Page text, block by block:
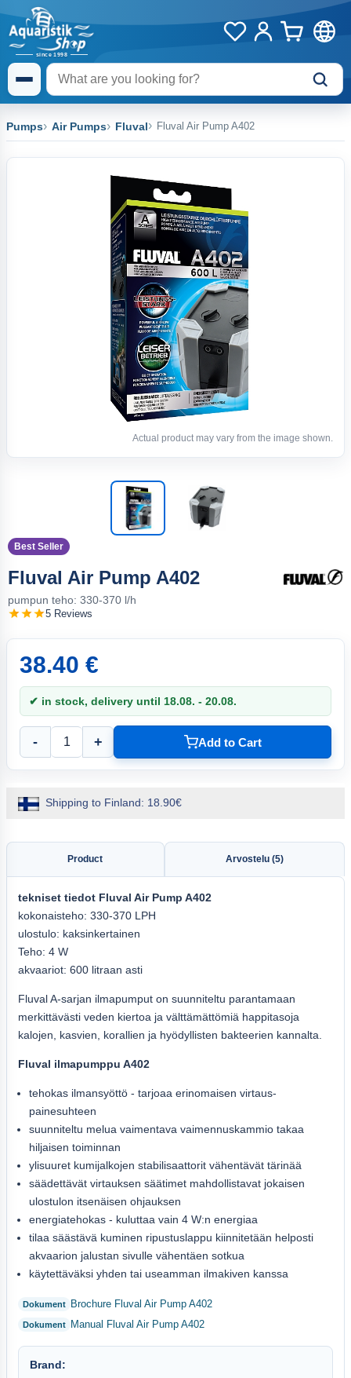
Pumps Air Pumps Fluval Fluval Air Pump A402
Actual product may vary from the image shown.
Best Seller
Fluval Air Pump A402
pumpun teho: 330-370 l/h
5 Reviews
38.40 €
✔ in stock, delivery until 18.08. - 20.08.
- + Add to Cart
Shipping to Finland: 18.90€
Product Arvostelu (5)
tekniset tiedot Fluval Air Pump A402
kokonaisteho: 330-370 LPH
ulostulo: kaksinkertainen
Teho: 4 W
akvaariot: 600 litraan asti
Fluval A-sarjan ilmapumput on suunniteltu parantamaan
merkittävästi veden kiertoa ja välttämättömiä happitasoja
kalojen, kasvien, korallien ja hyödyllisten bakteerien kannalta.
Fluval ilmapumppu A402
tehokas ilmansyöttö - tarjoaa erinomaisen virtaus-
painesuhteen
suunniteltu melua vaimentava vaimennuskammio takaa
hiljaisen toiminnan
ylisuuret kumijalkojen stabilisaattorit vähentävät tärinää
säädettävät virtauksen säätimet mahdollistavat jokaisen
ulostulon itsenäisen ohjauksen
energiatehokas - kuluttaa vain 4 W:n energiaa
tilaa säästävä kuminen ripustuslappu kiinnitetään helposti
akvaarion jalustan sivulle vähentäen sotkua
käytettäväksi yhden tai useamman ilmakiven kanssa
Brochure Fluval Air Pump A402
Manual Fluval Air Pump A402
Brand: